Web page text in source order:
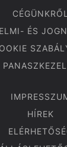
CÉGÜNKRŐL
ÉS
HÍREK